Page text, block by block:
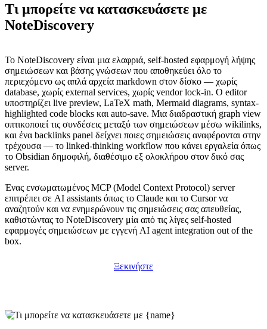
Τι μπορείτε να κατασκευάσετε με
NoteDiscovery
Το NoteDiscovery είναι μια ελαφριά, self-hosted εφαρμογή λήψης
σημειώσεων και βάσης γνώσεων που αποθηκεύει όλο το
περιεχόμενο ως απλά αρχεία markdown στον δίσκο — χωρίς
database, χωρίς external services, χωρίς vendor lock-in. Ο editor
υποστηρίζει live preview, LaTeX math, Mermaid diagrams, syntax-
highlighted code blocks και auto-save. Μια διαδραστική graph view
οπτικοποιεί τις συνδέσεις μεταξύ των σημειώσεων μέσω wikilinks,
και ένα backlinks panel δείχνει ποιες σημειώσεις αναφέρονται στην
τρέχουσα — το linked-thinking workflow που κάνει εργαλεία όπως
το Obsidian δημοφιλή, διαθέσιμο εξ ολοκλήρου στον δικό σας
server.
Ένας ενσωματωμένος MCP (Model Context Protocol) server
επιτρέπει σε AI assistants όπως το Claude και το Cursor να
αναζητούν και να ενημερώνουν τις σημειώσεις σας απευθείας,
καθιστώντας το NoteDiscovery μία από τις λίγες self-hosted
εφαρμογές σημειώσεων με εγγενή AI agent integration out of the
box.
Ξεκινήστε